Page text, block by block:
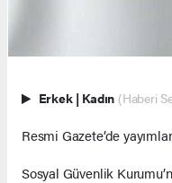
Erkek | Kadın (Haberi
Resmi Gazete’de
Sosyal Güvenlik